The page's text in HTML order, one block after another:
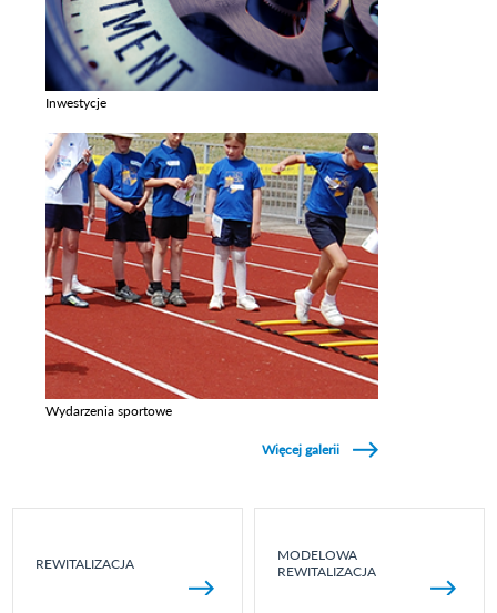
Inwestycje
Wydarzenia sportowe
Więcej galerii
REWITALIZACJA
MODELOWA
REWITALIZACJA